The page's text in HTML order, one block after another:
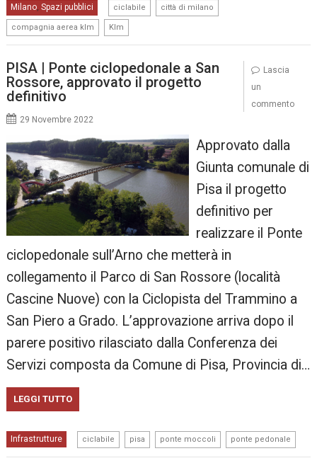
Milano,Spazi pubblici ciclabile città di milano
compagnia aerea klm Klm
PISA | Ponte ciclopedonale a San
Rossore, approvato il progetto
definitivo
29 Novembre 2022
Approvato dalla
Giunta comunale di
Pisa il progetto
definitivo per
realizzare il Ponte
ciclopedonale sull’Arno che metterà in
collegamento il Parco di San Rossore (località
Cascine Nuove) con la Ciclopista del Trammino a
San Piero a Grado. L’approvazione arriva dopo il
parere positivo rilasciato dalla Conferenza dei
Servizi composta da Comune di Pisa, Provincia di…
LEGGI TUTTO
Infrastrutture ciclabile pisa ponte moccoli ponte pedonale
Lascia
un
commento